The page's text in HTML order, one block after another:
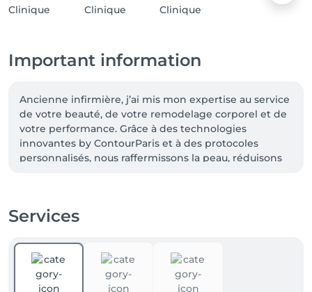
Important information
Ancienne infirmière, j’ai mis mon expertise au service
de votre beauté, de votre remodelage corporel et de
votre performance. Grâce à des technologies
innovantes by ContourParis et à des protocoles
personnalisés, nous raffermissons la peau, réduisons
protocole le plus adapté à vos objectifs (prix du bilan
📍 33 allée Scheffer, 6ᵉ étage – facile d’accès : tram,
bus, parking Glacis juste en face
Services